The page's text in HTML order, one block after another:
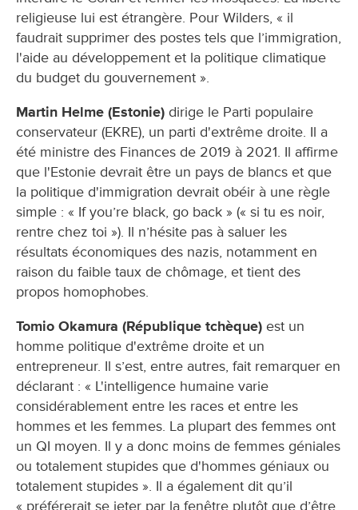
religieuse lui est étrangère. Pour Wilders, « il
faudrait supprimer des postes tels que l’immigration,
l'aide au développement et la politique climatique
du budget du gouvernement ».
Martin Helme (Estonie) dirige le Parti populaire
conservateur (EKRE), un parti d'extrême droite. Il a
été ministre des Finances de 2019 à 2021. Il affirme
que l'Estonie devrait être un pays de blancs et que
la politique d'immigration devrait obéir à une règle
simple : « If you’re black, go back » (« si tu es noir,
rentre chez toi »). Il n’hésite pas à saluer les
résultats économiques des nazis, notamment en
raison du faible taux de chômage, et tient des
propos homophobes.
Tomio Okamura (République tchèque) est un
homme politique d'extrême droite et un
entrepreneur. Il s’est, entre autres, fait remarquer en
déclarant : « L'intelligence humaine varie
considérablement entre les races et entre les
hommes et les femmes. La plupart des femmes ont
un QI moyen. Il y a donc moins de femmes géniales
ou totalement stupides que d'hommes géniaux ou
totalement stupides ». Il a également dit qu’il
« préférerait se jeter par la fenêtre plutôt que d’être